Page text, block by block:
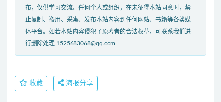
布，仅供学习交流。任何个人或组织，在未征得本站同意时，禁
止复制、盗用、采集、发布本站内容到任何网站、书籍等各类媒
体平台。如若本站内容侵犯了原著者的合法权益，可联系我们进
行删除处理 1525683068@qq.com
收藏 海报分享